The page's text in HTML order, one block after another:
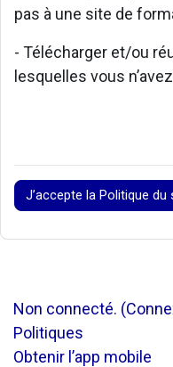
pas à une site de
- Télécharger et/ou
lesquelles vous
J’accepte la Politique du
Non connecté. (
Politiques
Obtenir l’app mobile